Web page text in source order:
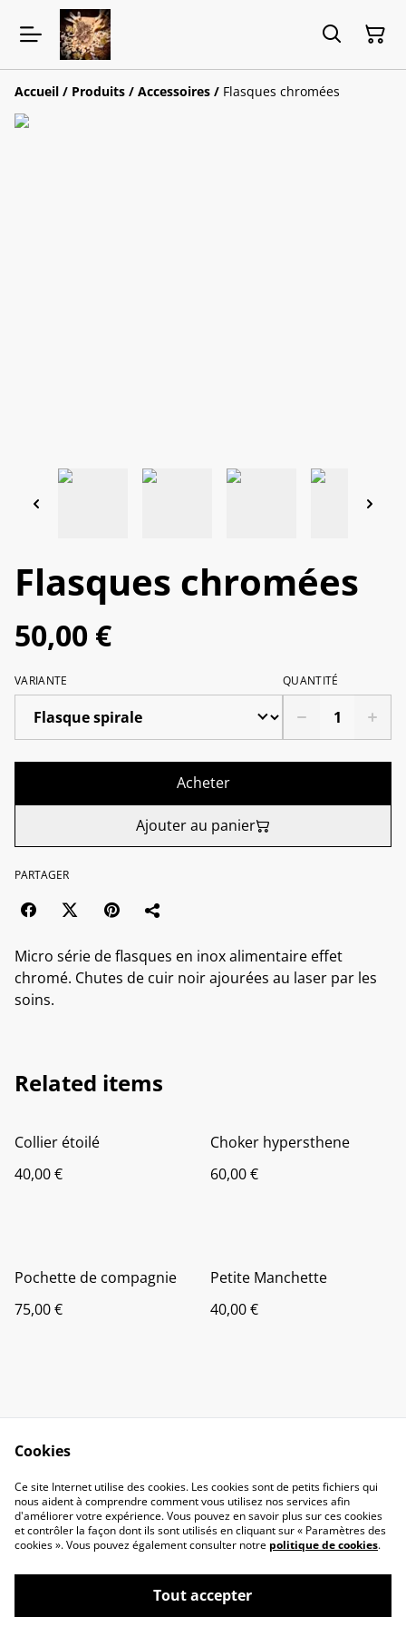
Accueil / Produits / Accessoires / Flasques chromées
Flasques chromées
50,00 €
VARIANTE QUANTITÉ
Acheter
Ajouter au panier
PARTAGER
Micro série de flasques en inox alimentaire effet
chromé. Chutes de cuir noir ajourées au laser par les
soins.
Related items
Collier étoilé
40,00 €
Choker hypersthene
60,00 €
Pochette de compagnie
75,00 €
Petite Manchette
40,00 €
Contact Us
Legal Terms
Privacy Policy
Cookie Policy
©2026Creaturecuir
Cookies
Ce site Internet utilise des cookies. Les cookies sont de petits fichiers qui
nous aident à comprendre comment vous utilisez nos services afin
d'améliorer votre expérience. Vous pouvez en savoir plus sur ces cookies
et contrôler la façon dont ils sont utilisés en cliquant sur « Paramètres des
cookies ». Vous pouvez également consulter notre politique de cookies.
Tout accepter